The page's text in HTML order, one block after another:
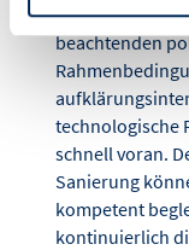
der Vielzahl der
beachtenden
technologische
schnell voran.
Sanierung
kompetent
kontinuierlich